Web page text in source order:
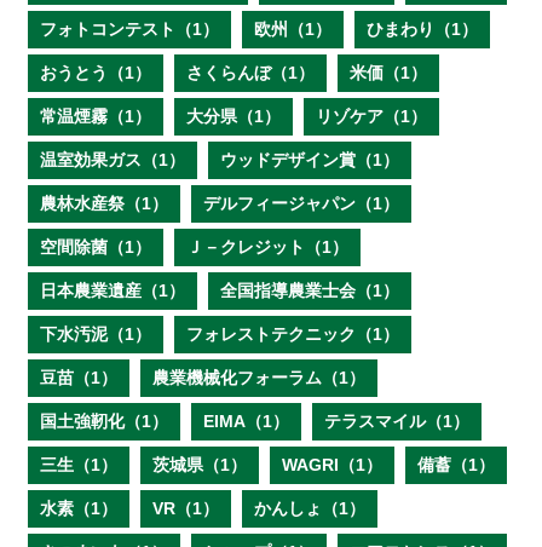
フォトコンテスト（1） 欧州（1） ひまわり（1）
おうとう（1） さくらんぼ（1） 米価（1）
常温煙霧（1） 大分県（1） リゾケア（1）
温室効果ガス（1） ウッドデザイン賞（1）
農林水産祭（1） デルフィージャパン（1）
空間除菌（1） Ｊ－クレジット（1）
日本農業遺産（1） 全国指導農業士会（1）
下水汚泥（1） フォレストテクニック（1）
豆苗（1） 農業機械化フォーラム（1）
国土強靭化（1） EIMA（1） テラスマイル（1）
三生（1） 茨城県（1） WAGRI（1） 備蓄（1）
水素（1） VR（1） かんしょ（1）